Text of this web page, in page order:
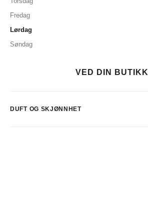
Fredag
Lørdag
Søndag
VED DIN BUTIKK
DUFT OG SKJØNNHET